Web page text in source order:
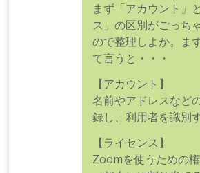
まず「アカウント」
ス」の区別がごっち
ので整理しよか。ま
て言うと・・・
【アカウント】
名前やアドレスなど
録し、利用者を識別
【ライセンス】
Zoomを使うための